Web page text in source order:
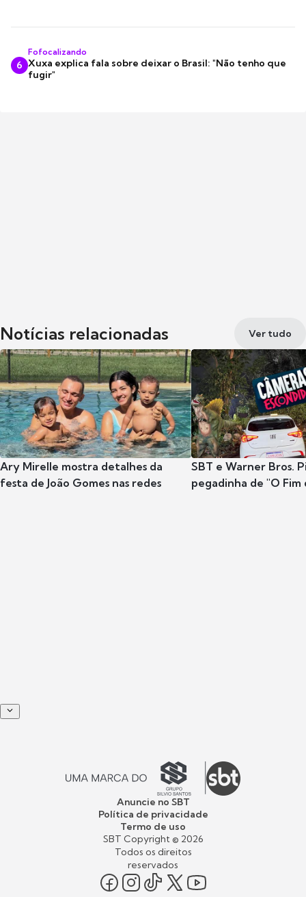
6
Fofocalizando
Xuxa explica fala sobre deixar o Brasil: "Não tenho que
fugir"
Notícias relacionadas Ver tudo
Ary Mirelle mostra detalhes da
festa de João Gomes nas redes
SBT e Warner Bros.
pegadinha de "O Fim
Anuncie no SBT
Política de privacidade
Termo de uso
SBT Copyright © 2026
Todos os direitos
reservados